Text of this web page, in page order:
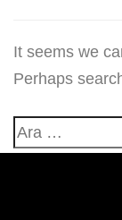
It seems we
Perhaps